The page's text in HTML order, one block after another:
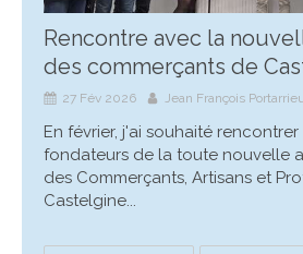
Rencontre avec la
des commerçants de
27 Fév 2026 Jean François
En février, j'ai souhaité
fondateurs de la toute nouvelle
des Commerçants, Artisans et
Castelgine...